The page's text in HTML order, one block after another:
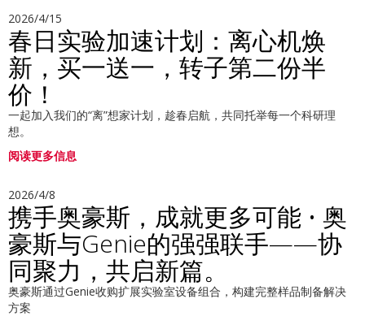
2026/4/15
春日实验加速计划：离心机焕
新，买一送一，转子第二份半
价！
一起加入我们的“离”想家计划，趁春启航，共同托举每一个科研理
想。
阅读更多信息
2026/4/8
携手奥豪斯，成就更多可能 • 奥
豪斯与Genie的强强联手——协
同聚力，共启新篇。
奥豪斯通过Genie收购扩展实验室设备组合，构建完整样品制备解决
方案